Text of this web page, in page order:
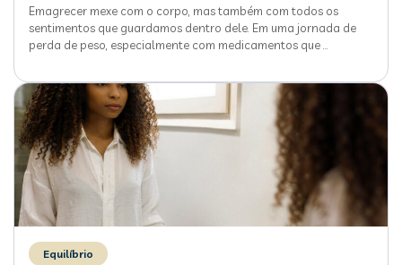
Emagrecer mexe com o corpo, mas também com todos os
sentimentos que guardamos dentro dele. Em uma jornada de
perda de peso, especialmente com medicamentos que…
Equilíbrio